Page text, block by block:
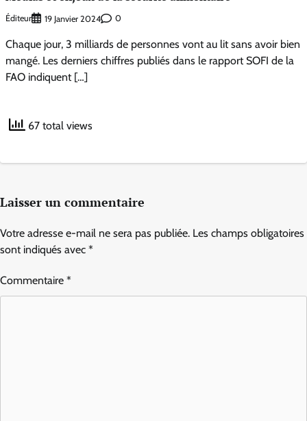
Éditeur 19 Janvier 2024 0
Chaque jour, 3 milliards de personnes vont au lit sans avoir bien
mangé. Les derniers chiffres publiés dans le rapport SOFI de la
FAO indiquent […]
67 total views
Laisser un commentaire
Votre adresse e-mail ne sera pas publiée. Les champs obligatoires
sont indiqués avec *
Commentaire *